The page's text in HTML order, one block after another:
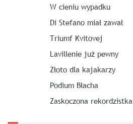
W cieniu wypadku
Di Stefano miał zawał
Triumf Kvitovej
Lavillenie już pewny
Złoto dla kajakarzy
Podium Błacha
Zaskoczona rekordzistka